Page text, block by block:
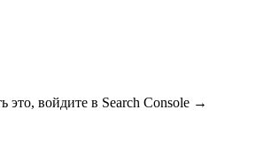
это, войдите в Search Console →